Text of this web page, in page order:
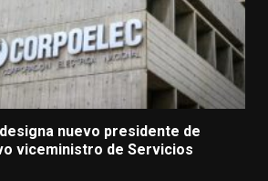
nuevo presidente de
viceministro de Servicios